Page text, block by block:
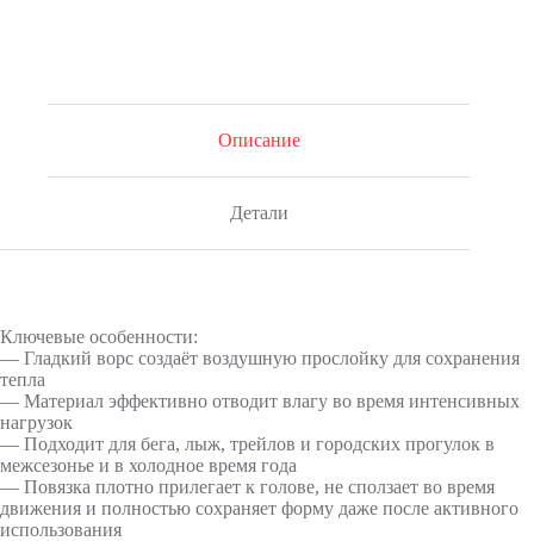
Описание
Детали
Ключевые особенности:
— Гладкий ворс создаёт воздушную прослойку для сохранения
тепла
— Материал эффективно отводит влагу во время интенсивных
нагрузок
— Подходит для бега, лыж, трейлов и городских прогулок в
межсезонье и в холодное время года
— Повязка плотно прилегает к голове, не сползает во время
движения и полностью сохраняет форму даже после активного
использования